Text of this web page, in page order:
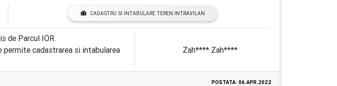
CADASTRU SI INTABULARE TEREN INTRAVILAN
de Parcul IOR.
cadastrarea si intabularea
Zah**** Zah****
POSTATA: 06.APR.2022